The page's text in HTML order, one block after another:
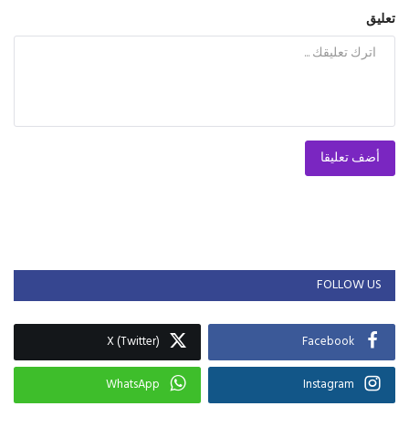
تعليق
أضف تعليقا
FOLLOW US
Facebook
X (Twitter)
Instagram
WhatsApp